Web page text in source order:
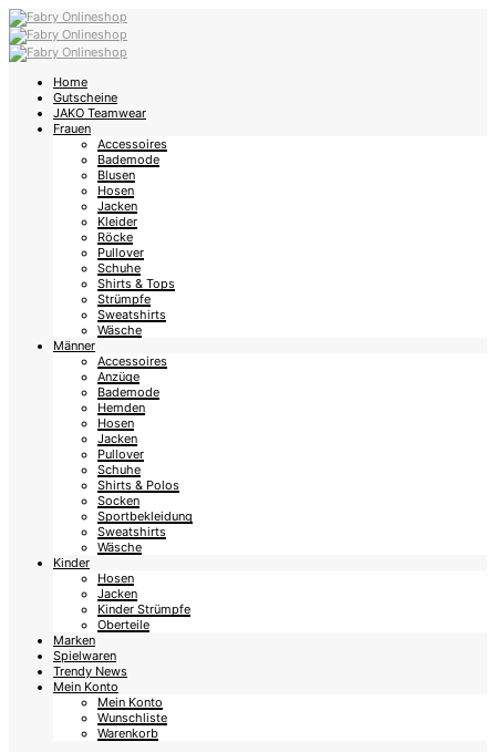
Home
Gutscheine
JAKO Teamwear
Frauen
Accessoires
Bademode
Blusen
Hosen
Jacken
Kleider
Röcke
Pullover
Schuhe
Shirts & Tops
Strümpfe
Sweatshirts
Wäsche
Männer
Accessoires
Anzüge
Bademode
Hemden
Hosen
Jacken
Pullover
Schuhe
Shirts & Polos
Socken
Sportbekleidung
Sweatshirts
Wäsche
Kinder
Hosen
Jacken
Kinder Strümpfe
Oberteile
Marken
Spielwaren
Trendy News
Mein Konto
Mein Konto
Wunschliste
Warenkorb